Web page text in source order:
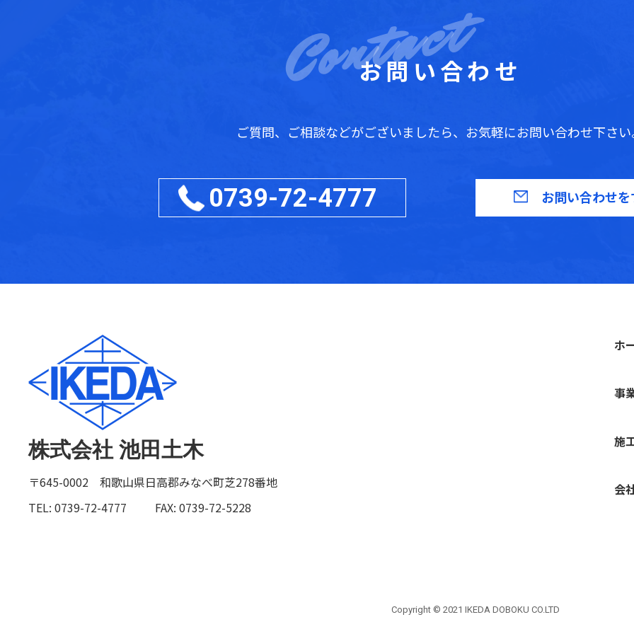
お問い合わせ
ご質問、ご相談などがございましたら、お気軽にお問い合わせ下さ
0739-72-4777 お問い合わせを
株式会社 池田土木
〒645-0002 和歌山県日高郡みなべ町芝278番地
TEL: 0739-72-4777
FAX: 0739-72-5228
ホ
事
施
会
Copyright © 2021 IKEDA DOBOKU CO.LTD